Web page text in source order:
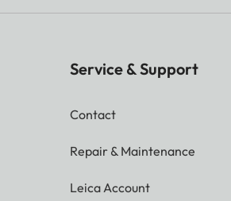
Service & Support
Contact
Repair & Maintenance
Leica Account